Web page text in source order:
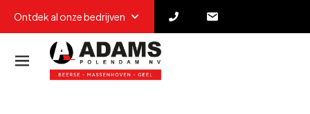
Ontdek al onze bedrijven